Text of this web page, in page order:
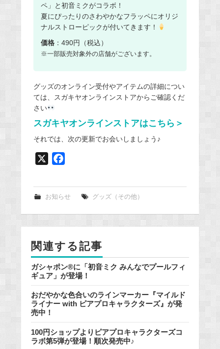
ペ」と初音ミクがコラボ！
夏にぴったりのさわやかなフラッペにオリジ
ナルストローピックが付いてきます！
価格：490円（税込）
※一部販売対象外の店舗がございます。
グッズのオンライン受付やアイテムの詳細につい
ては、スガキヤオンラインストアからご確認くだ
さい
スガキヤオンラインストアはこちら＞
それでは、次の更新でお会いしましょう♪
e
k
お知らせ グッズ（その他）
関連する記事
ガシャポン®に「初音ミク みんなでプールフィ
ギュア」が登場！
おだやかな色合いのラインマーカー『マイルド
ライナー with ピアプロキャラクターズ』が発
売中！
100円ショップよりピアプロキャラクターズコ
ラボ第5弾が登場！順次発売中♪